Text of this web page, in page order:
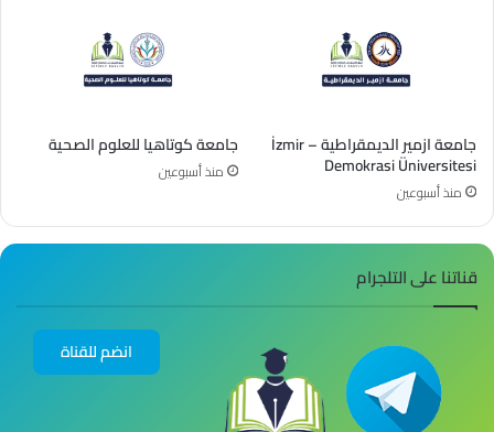
جامعة ازمير الديمقراطية – İzmir
Demokrasi Üniversitesi
منذ أسبوعين
جامعة كوتاهيا للعلوم الصحية
منذ أسبوعين
قناتنا على التلجرام
انضم للقناة